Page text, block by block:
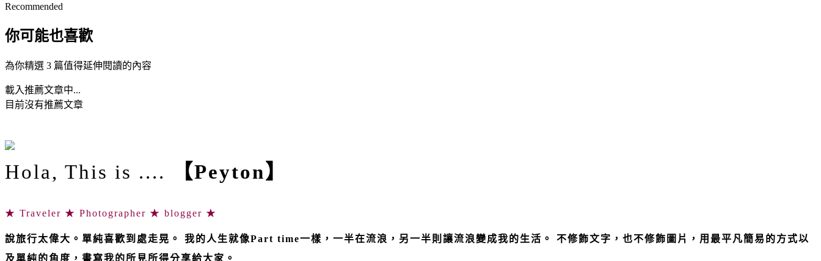
Recommended
你可能也喜歡
為你精選 3 篇值得延伸閱讀的內容
載入推薦文章中...
目前沒有推薦文章
Hola, This is .... 【Peyton】
★ Traveler ★ Photographer ★ blogger ★
說旅行太偉大。單純喜歡到處走晃。 我的人生就像Part time一樣，一半在流浪，另一半則讓流浪變成我的生活。 不修飾文字，也不修飾圖片，用最平凡簡易的方式以
及單純的角度，書寫我的所見所得分享給大家。